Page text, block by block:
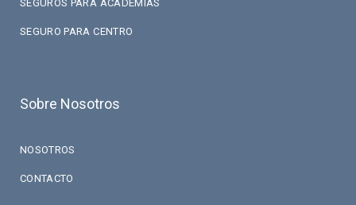
SEGUROS PARA ACADEMIAS
SEGURO PARA CENTRO
Sobre Nosotros
NOSOTROS
CONTACTO